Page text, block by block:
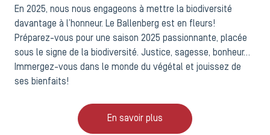
En 2025, nous nous engageons à mettre la biodiversité
davantage à l’honneur. Le Ballenberg est en fleurs!
Préparez-vous pour une saison 2025 passionnante, placée
sous le signe de la biodiversité. Justice, sagesse, bonheur…
Immergez-vous dans le monde du végétal et jouissez de
ses bienfaits!
En savoir plus